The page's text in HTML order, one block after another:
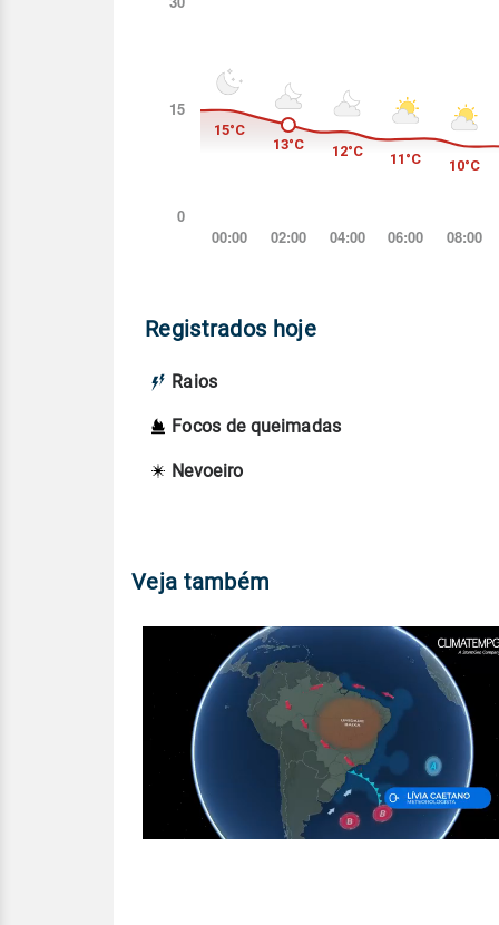
Registrados hoje
Raios
Focos de queimadas
Nevoeiro
Veja também